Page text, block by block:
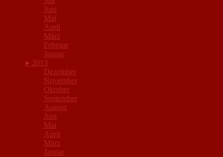
Juni
Mai
April
März
Februar
Januar
► 2013
Dezember
November
Oktober
September
August
Juni
Mai
April
März
Januar